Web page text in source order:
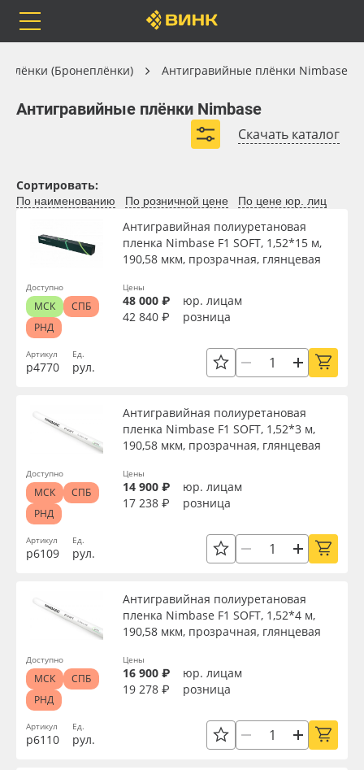
Orafol
Бренды
Доставка
Оплата
Сервис
Инструкции
Контакты
Блог
Избранное
8 800 550 7888
Москва
Рулонные материалы
Самоклеящиеся плёнки
Листовые материалы
Чернила
Клей, скотчи и крепёж
Мобильные конструкции и POS-материалы
Профильные системы
Сублимация и термотрансфер
Светотехника
Упаковочные материалы
Оборудование и инструмент
Новинки ассортимента
плёнки (Бронеплёнки) Антигравийные плёнки Nimbase
Антигравийные плёнки Nimbase
Скачать каталог
Антигравийные плёнки (Бронеплёнки)
Антигравийные плёнки Nimbase
Толщина, мкм
Материал
Цвет
Клей
Страна происхождения
Производитель
Сортировать:
По наименованию По розничной цене По цене юр. лиц
Артикул
р4770
Антигравийная полиуретановая
пленка Nimbase F1 SOFT, 1,52*15 м,
190,58 мкм, прозрачная, глянцевая
Ед.
рул.
Цены
48 000 ₽
юр. лицам
42 840 ₽
розница
Доступно
МСК
СПБ
РНД
Артикул
р6109
Антигравийная полиуретановая
пленка Nimbase F1 SOFT, 1,52*3 м,
190,58 мкм, прозрачная, глянцевая
Ед.
рул.
Цены
14 900 ₽
юр. лицам
17 238 ₽
розница
Доступно
МСК
СПБ
РНД
Артикул
р6110
Антигравийная полиуретановая
пленка Nimbase F1 SOFT, 1,52*4 м,
190,58 мкм, прозрачная, глянцевая
Ед.
рул.
Цены
16 900 ₽
юр. лицам
19 278 ₽
розница
Доступно
МСК
СПБ
РНД